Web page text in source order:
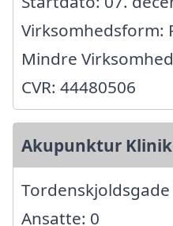
Virksomhedsform:
Mindre Virksomhed
CVR: 44480506
Akupunktur
Ansatte: 0